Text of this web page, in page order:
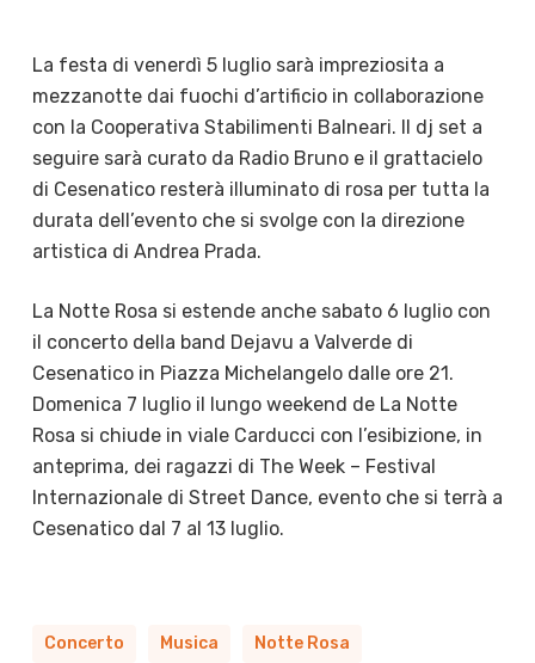
La festa di venerdì 5 luglio sarà impreziosita a
mezzanotte dai fuochi d’artificio in collaborazione
con la Cooperativa Stabilimenti Balneari. Il dj set a
seguire sarà curato da Radio Bruno e il grattacielo
di Cesenatico resterà illuminato di rosa per tutta la
durata dell’evento che si svolge con la direzione
artistica di Andrea Prada.
La Notte Rosa si estende anche sabato 6 luglio con
il concerto della band Dejavu a Valverde di
Cesenatico in Piazza Michelangelo dalle ore 21.
Domenica 7 luglio il lungo weekend de La Notte
Rosa si chiude in viale Carducci con l’esibizione, in
anteprima, dei ragazzi di The Week – Festival
Internazionale di Street Dance, evento che si terrà a
Cesenatico dal 7 al 13 luglio.
Concerto Musica Notte Rosa